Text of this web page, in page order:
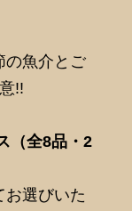
の魚介とご
!!
（全8品・2
お選びいた